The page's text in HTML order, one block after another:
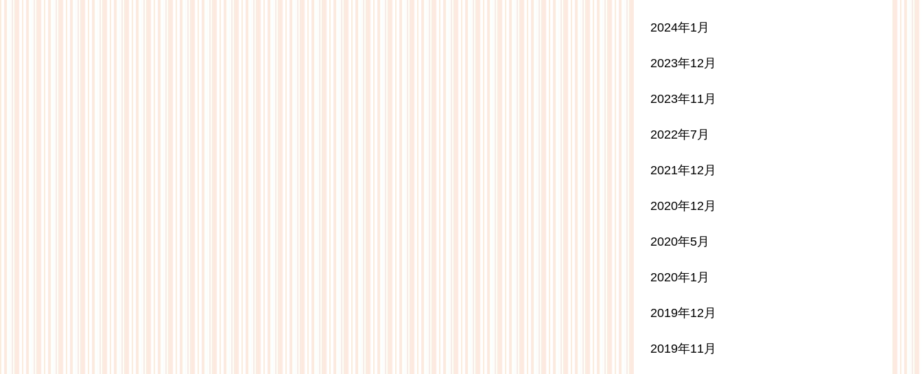
2024年1月
2023年12月
2023年11月
2022年7月
2021年12月
2020年12月
2020年5月
2020年1月
2019年12月
2019年11月